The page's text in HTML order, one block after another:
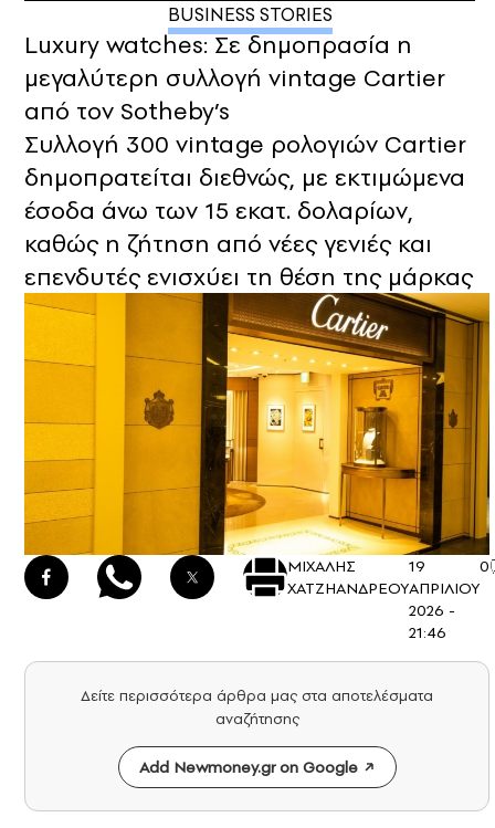
BUSINESS STORIES
Luxury watches: Σε δημοπρασία η
μεγαλύτερη συλλογή vintage Cartier
από τον Sotheby’s
Συλλογή 300 vintage ρολογιών Cartier
δημοπρατείται διεθνώς, με εκτιμώμενα
έσοδα άνω των 15 εκατ. δολαρίων,
καθώς η ζήτηση από νέες γενιές και
επενδυτές ενισχύει τη θέση της μάρκας
ΜΙΧΑΛΗΣ
ΧΑΤΖΗΑΝΔΡΕΟΥ
19
ΑΠΡΙΛΙΟΥ
2026 -
21:46
0
Δείτε περισσότερα άρθρα μας στα αποτελέσματα
αναζήτησης
Add Newmoney.gr on Google